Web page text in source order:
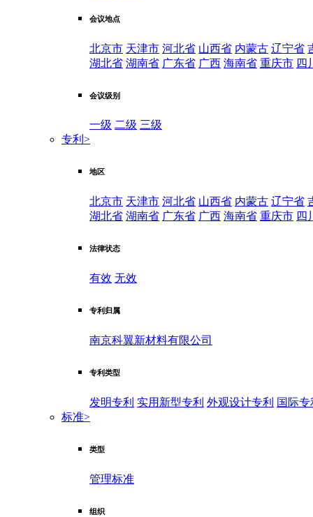
会议地点
北京市 天津市 河北省 山西省 内蒙古 辽宁省
湖北省 湖南省 广东省 广西 海南省 重庆市 四
会议级别
一级 二级 三级
专利 >
地区
北京市 天津市 河北省 山西省 内蒙古 辽宁省
湖北省 湖南省 广东省 广西 海南省 重庆市 四
法律状态
有效 无效
专利归属
南京科翼新材料有限公司
专利类型
发明专利 实用新型专利 外观设计专利 国际专
标准>
类型
管理标准
组织